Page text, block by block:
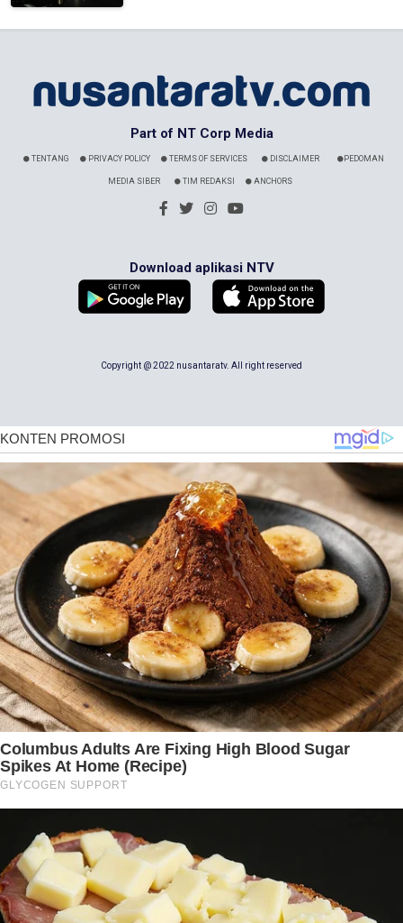
Part of NT Corp Media
TENTANG PRIVACY POLICY TERMS OF SERVICES DISCLAIMER PEDOMAN
MEDIA SIBER TIM REDAKSI ANCHORS
Download aplikasi NTV
Copyright @ 2022 nusantaratv. All right reserved